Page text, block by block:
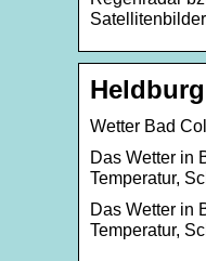
Wetter Bad
Das Wetter in
Temperatur,
Das Wetter in
Temperatur,